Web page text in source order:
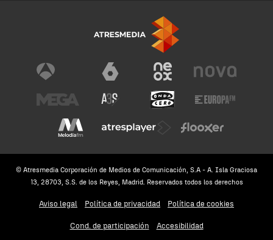
© Atresmedia Corporación de Medios de Comunicación, S.A - A. Isla Graciosa
13, 28703, S.S. de los Reyes, Madrid. Reservados todos los derechos
Aviso legal Política de privacidad Política de cookies
Cond. de participación Accesibilidad